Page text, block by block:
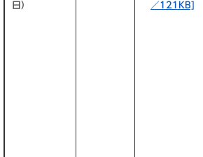
日）
／121KB]